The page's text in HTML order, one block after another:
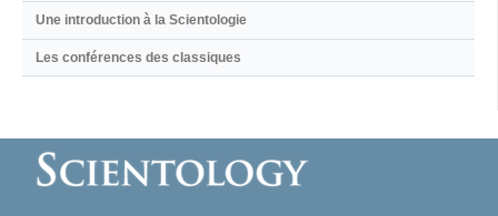
Une introduction à la Scientologie
Les conférences des classiques